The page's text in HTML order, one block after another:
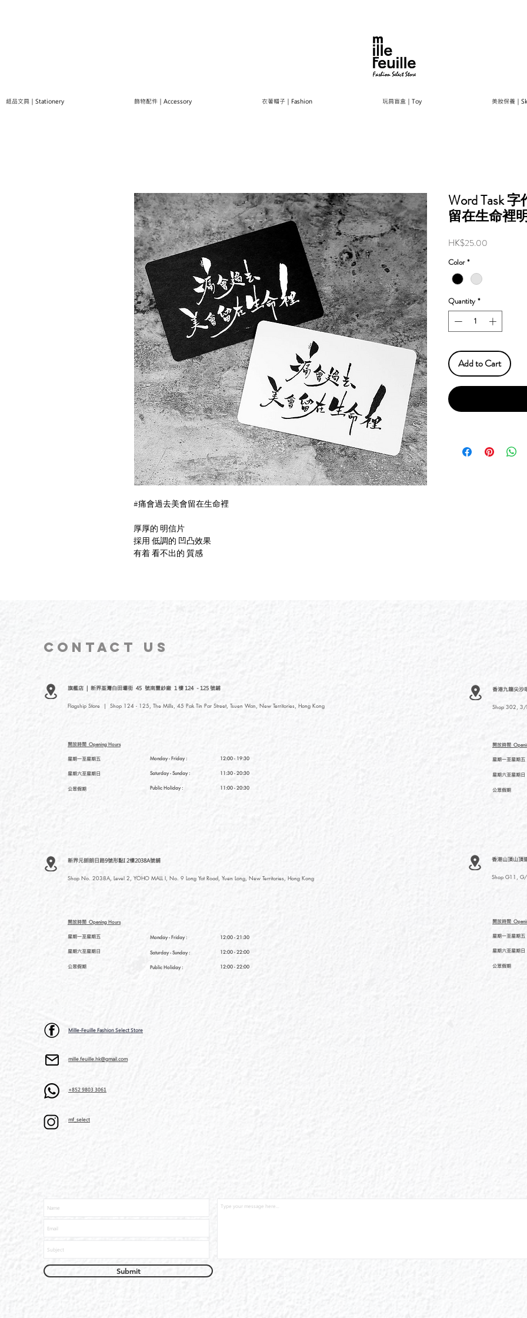
紙品文具｜Stationery 飾物配件｜Accessory 衣著帽子｜Fashion 玩具盲盒｜Toy 美妝保養｜
#痛會過去美會留在生命裡
厚厚的 明信片
採用 低調的 凹凸效果
有着 看不出的 質感
Word Task
留在生命裡
HK$25.00
Color *
Quantity *
Add to Cart
CONTACT US
旗艦店 | 新界荃灣白田壩街 45 號南豐紗廠 1 樓 124 - 125 號鋪
Flagship Store | Shop 124 - 125, The Mills, 45 Pak Tin Par Street, Tsuen Wan, New Territories, Hong Kong
開放時間 Opening Hours
星期一至星期五
星期六至星期日
公眾假期
Monday - Friday :
Saturday- Sunday :
Public Holiday :
12:00 - 19:30
11:30 - 20:30
11:00 - 20:30
新界元朗朗日路9號形點I 2樓2038A號舖
Shop No. 2038A, Level 2, YOHO MALL I, No. 9 Long Yat Road, Yuen Long, New Territories, Hong Kong
開放時間 Opening Hours
星期一至星期五
星期六至星期日
公眾假期
Monday - Friday :
Saturday- Sunday :
Public Holiday :
12:00 - 21:30
12:00 - 22:00
12:00 - 22:00
香港九龍尖沙
Shop 302, 3/
開放時間
星期一至星期五
星期六至星期日
公眾假期
香港山頂山頂
Shop G11, G/
開放時間
星期一至星期五
星期六至星期日
公眾假期
Mille-Feuille Fashion Select Store
mille.feuille.hk@gmail.com
+852 9803 3061
mf_select
Submit